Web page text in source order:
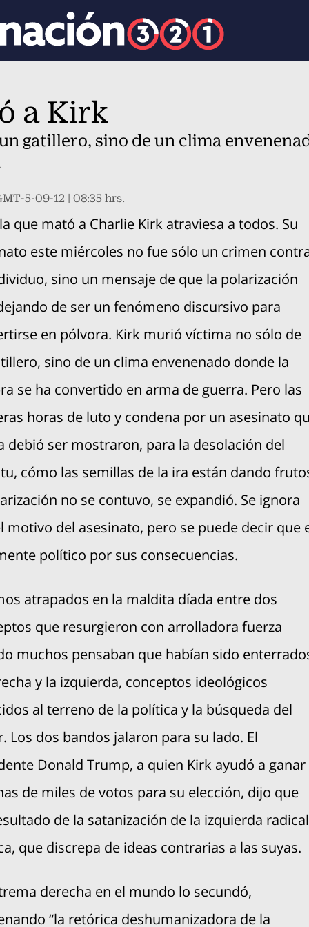
a Kirk
gatillero, sino de un clima
5-09-12 | 08:35 hrs.
que mató a Charlie Kirk atraviesa a todos. Su
este miércoles no fue sólo un crimen
sino un mensaje de que la polarización
de ser un fenómeno discursivo para
en pólvora. Kirk murió víctima no sólo de
sino de un clima envenenado donde la
se ha convertido en arma de guerra. Pero las
horas de luto y condena por un asesinato
debió ser mostraron, para la desolación del
cómo las semillas de la ira están dando
no se contuvo, se expandió. Se ignora
motivo del asesinato, pero se puede decir que
político por sus consecuencias.
atrapados en la maldita díada entre dos
que resurgieron con arrolladora fuerza
muchos pensaban que habían sido
y la izquierda, conceptos ideológicos
al terreno de la política y la búsqueda del
Los dos bandos jalaron para su lado. El
Donald Trump, a quien Kirk ayudó a ganar
de miles de votos para su elección, dijo que
de la satanización de la izquierda radical
que discrepa de ideas contrarias a las suyas.
derecha en el mundo lo secundó,
“la retórica deshumanizadora de la